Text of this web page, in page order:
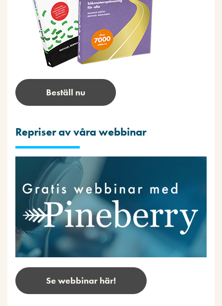
Beställ nu
Repriser av våra webbinar
Se webbinar här!